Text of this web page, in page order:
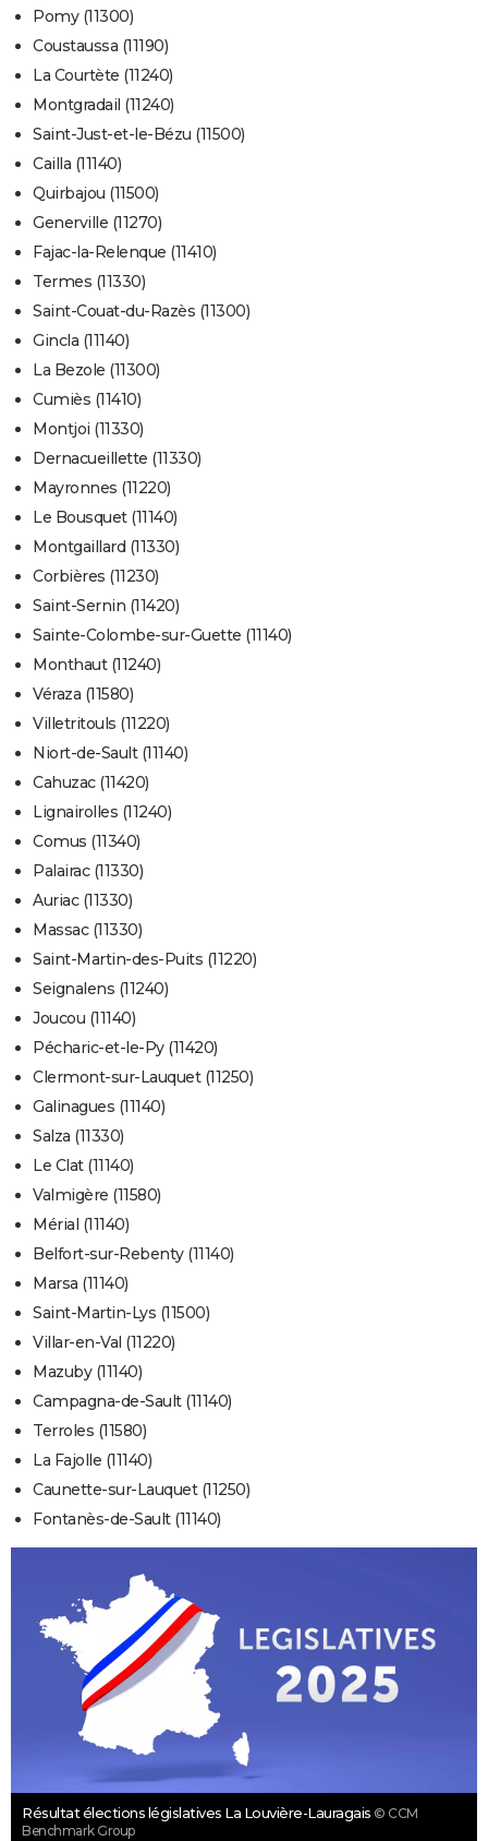
Pomy (11300)
Coustaussa (11190)
La Courtète (11240)
Montgradail (11240)
Saint-Just-et-le-Bézu (11500)
Cailla (11140)
Quirbajou (11500)
Generville (11270)
Fajac-la-Relenque (11410)
Termes (11330)
Saint-Couat-du-Razès (11300)
Gincla (11140)
La Bezole (11300)
Cumiès (11410)
Montjoi (11330)
Dernacueillette (11330)
Mayronnes (11220)
Le Bousquet (11140)
Montgaillard (11330)
Corbières (11230)
Saint-Sernin (11420)
Sainte-Colombe-sur-Guette (11140)
Monthaut (11240)
Véraza (11580)
Villetritouls (11220)
Niort-de-Sault (11140)
Cahuzac (11420)
Lignairolles (11240)
Comus (11340)
Palairac (11330)
Auriac (11330)
Massac (11330)
Saint-Martin-des-Puits (11220)
Seignalens (11240)
Joucou (11140)
Pécharic-et-le-Py (11420)
Clermont-sur-Lauquet (11250)
Galinagues (11140)
Salza (11330)
Le Clat (11140)
Valmigère (11580)
Mérial (11140)
Belfort-sur-Rebenty (11140)
Marsa (11140)
Saint-Martin-Lys (11500)
Villar-en-Val (11220)
Mazuby (11140)
Campagna-de-Sault (11140)
Terroles (11580)
La Fajolle (11140)
Caunette-sur-Lauquet (11250)
Fontanès-de-Sault (11140)
Résultat élections législatives La Louvière-Lauragais © CCM
Benchmark Group